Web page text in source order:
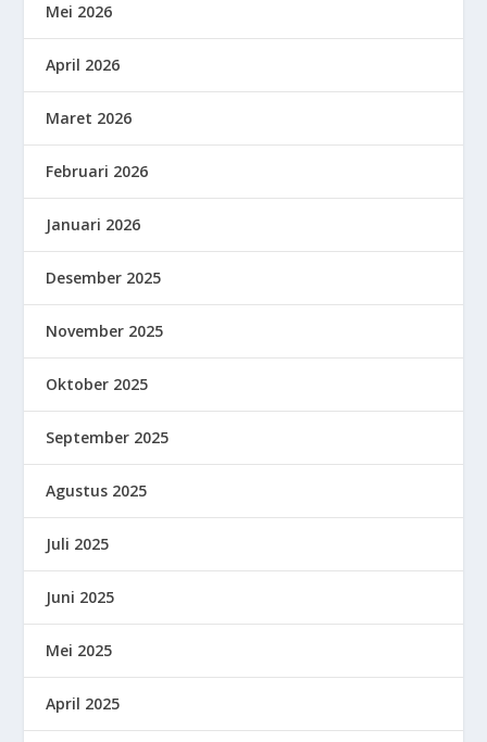
Mei 2026
April 2026
Maret 2026
Februari 2026
Januari 2026
Desember 2025
November 2025
Oktober 2025
September 2025
Agustus 2025
Juli 2025
Juni 2025
Mei 2025
April 2025